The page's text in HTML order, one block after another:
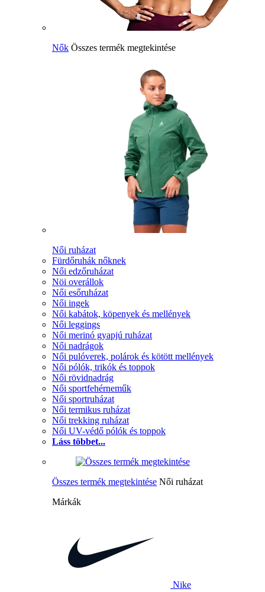
Nők Összes termék megtekintése
Női ruházat
Fürdőruhák nőknek
Női edzőruházat
Nöi overállok
Női esőruházat
Női ingek
Női kabátok, köpenyek és mellények
Női leggings
Női merinó gyapjú ruházat
Női nadrágok
Női pulóverek, polárok és kötött mellények
Női pólók, trikók és toppok
Női rövidnadrág
Női sportfehérneműk
Női sportruházat
Női termikus ruházat
Női trekking ruházat
Női UV-védő pólók és toppok
Láss többet...
Összes termék megtekintése Női ruházat
Márkák
Nike